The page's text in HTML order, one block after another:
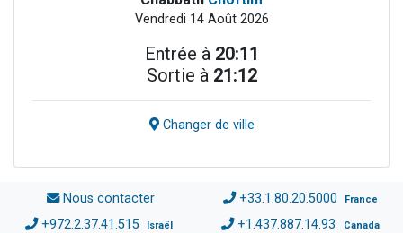
Vendredi 14 Août 2026
Entrée à 20:11
Sortie à 21:12
Changer de ville
Nous contacter +33.1.80.20.5000 France
+972.2.37.41.515 Israël +1.437.887.14.93 Canada